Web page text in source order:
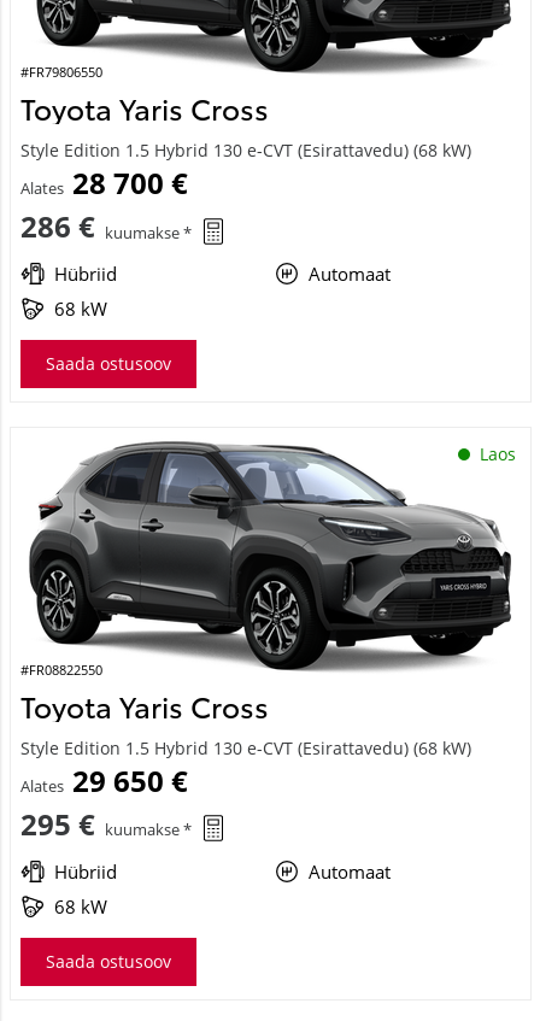
#FR79806550
Toyota Yaris Cross
Style Edition 1.5 Hybrid 130 e-CVT (Esirattavedu) (68 kW)
Alates 28 700 €
286 € kuumakse *
Hübriid
Automaat
68 kW
Saada ostusoov
Laos
#FR08822550
Toyota Yaris Cross
Style Edition 1.5 Hybrid 130 e-CVT (Esirattavedu) (68 kW)
Alates 29 650 €
295 € kuumakse *
Hübriid
Automaat
68 kW
Saada ostusoov